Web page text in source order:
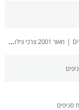
| מאור 2001 צרכי צילום רשימת סניפים
סניפים